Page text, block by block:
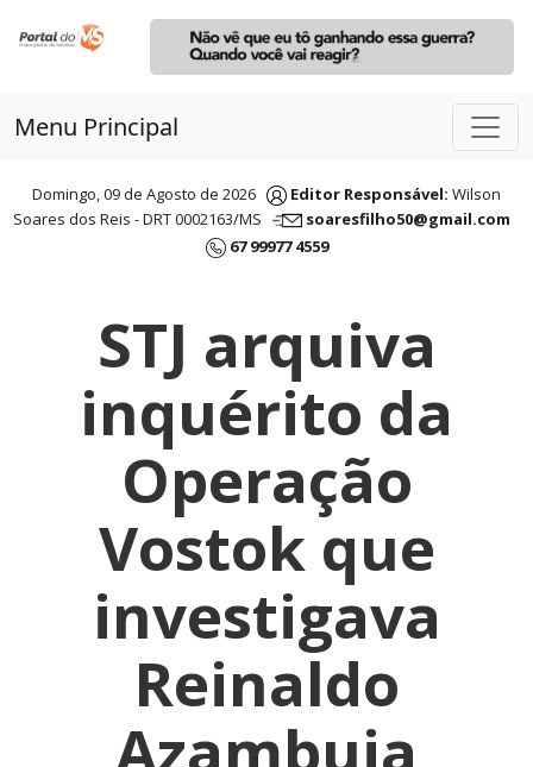
Menu Principal
Domingo, 09 de Agosto de 2026 Editor Responsável: Wilson
Soares dos Reis - DRT 0002163/MS
soaresfilho50@gmail.com
67 99977 4559
STJ arquiva
inquérito da
Operação
Vostok que
investigava
Reinaldo
Azambuja